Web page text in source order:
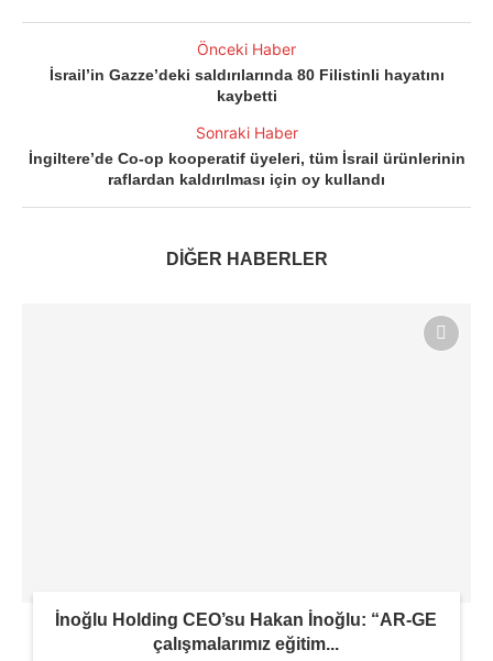
Önceki Haber
İsrail’in Gazze’deki saldırılarında 80 Filistinli hayatını
kaybetti
Sonraki Haber
İngiltere’de Co-op kooperatif üyeleri, tüm İsrail ürünlerinin
raflardan kaldırılması için oy kullandı
DİĞER HABERLER
İnoğlu Holding CEO’su Hakan İnoğlu: “AR-GE
çalışmalarımız eğitim...